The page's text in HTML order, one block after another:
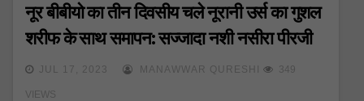
नूर बीबीयो का तीन दिवसीय चले नूरानी उर्स का गुशल
शरीफ के साथ समापन: सज्जादा नशी नसीरा पीरजी
JUL 17, 2023 MANAWWAR QURESHI 349
VIEWS